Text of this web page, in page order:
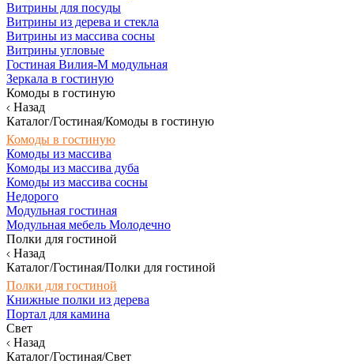
Витрины для посуды
Витрины из дерева и стекла
Витрины из массива сосны
Витрины угловые
Гостиная Вилия-М модульная
Зеркала в гостиную
Комоды в гостиную
Назад
Каталог/Гостиная/Комоды в гостиную
Комоды в гостиную
Комоды из массива
Комоды из массива дуба
Комоды из массива сосны
Недорого
Модульная гостиная
Модульная мебель Молодечно
Полки для гостиной
Назад
Каталог/Гостиная/Полки для гостиной
Полки для гостиной
Книжные полки из дерева
Портал для камина
Свет
Назад
Каталог/Гостиная/Свет